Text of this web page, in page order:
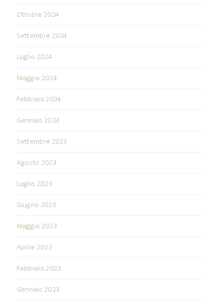
Ottobre 2024
Settembre 2024
Luglio 2024
Maggio 2024
Febbraio 2024
Gennaio 2024
Settembre 2023
Agosto 2023
Luglio 2023
Giugno 2023
Maggio 2023
Aprile 2023
Febbraio 2023
Gennaio 2023